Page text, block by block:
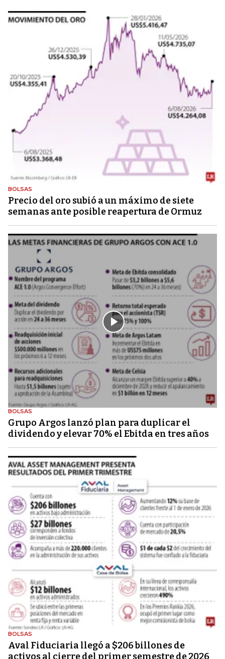
BOLSAS
Precio del oro subió a un máximo de siete
semanas ante posible reapertura de Ormuz
BOLSAS
Grupo Argos lanzó plan para duplicar el
dividendo y elevar 70% el Ebitda en tres años
BOLSAS
Aval Fiduciaria llegó a $206 billones de
activos al cierre del primer semestre de 2026